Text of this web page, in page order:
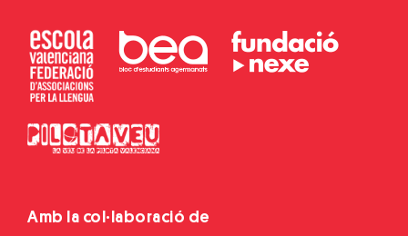
Amb la col·laboració de